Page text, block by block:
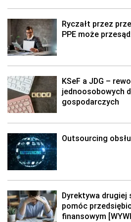
Ryczałt przez
PPE może
KSeF a JDG –
jednoosobowych
gospodarczych
Outsourcing
Dyrektywa drugiej
pomóc
finansowym